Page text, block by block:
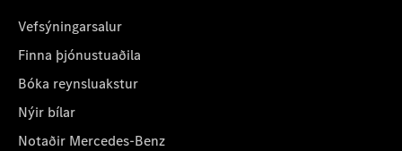
Vefsýningarsalur
Finna þjónustuaðila
Bóka reynsluakstur
Nýir bílar
Notaðir Mercedes-Benz